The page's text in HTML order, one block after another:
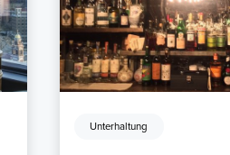
Unterhaltung